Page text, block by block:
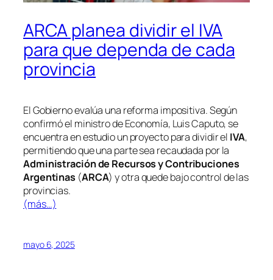
ARCA planea dividir el IVA
para que dependa de cada
provincia
El Gobierno evalúa una reforma impositiva. Según
confirmó el ministro de Economía, Luis Caputo, se
encuentra en estudio un proyecto para dividir el IVA,
permitiendo que una parte sea recaudada por la
Administración de Recursos y Contribuciones
Argentinas (ARCA) y otra quede bajo control de las
provincias.
(más…)
mayo 6, 2025